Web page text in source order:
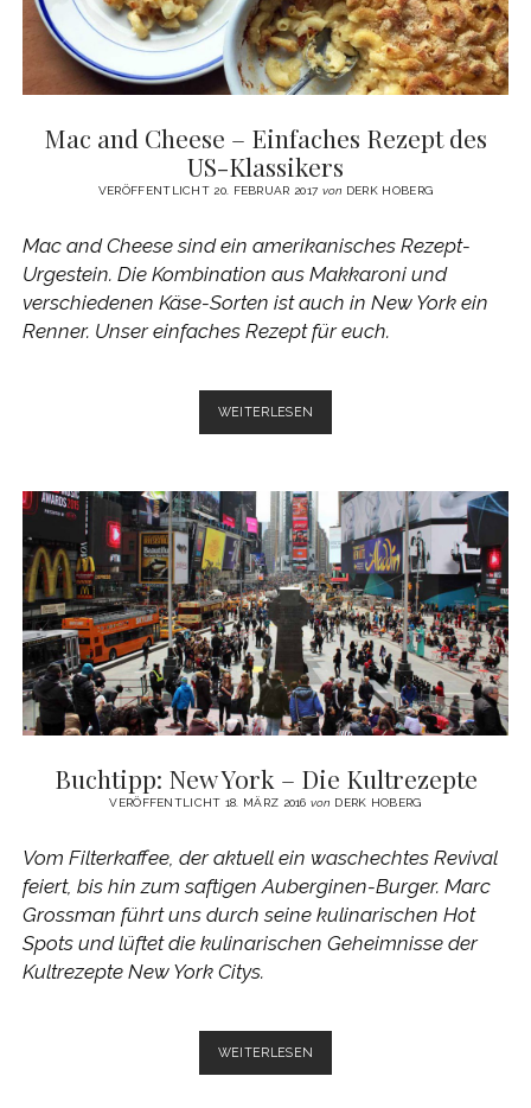
Mac and Cheese – Einfaches Rezept des
US-Klassikers
VERÖFFENTLICHT 20. FEBRUAR 2017 von DERK HOBERG
Mac and Cheese sind ein amerikanisches Rezept-
Urgestein. Die Kombination aus Makkaroni und
verschiedenen Käse-Sorten ist auch in New York ein
Renner. Unser einfaches Rezept für euch.
WEITERLESEN
AND
EINFACHES
REZEPT
DES
US-
KLASSIKERS
Buchtipp: New York – Die Kultrezepte
VERÖFFENTLICHT 18. MÄRZ 2016von DERK HOBERG
Vom Filterkaffee, der aktuell ein waschechtes Revival
feiert, bis hin zum saftigen Auberginen-Burger. Marc
Grossman führt uns durch seine kulinarischen Hot
Spots und lüftet die kulinarischen Geheimnisse der
Kultrezepte New York Citys.
WEITERLESEN
NEW